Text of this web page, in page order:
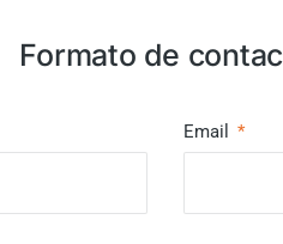
Formato de
Email